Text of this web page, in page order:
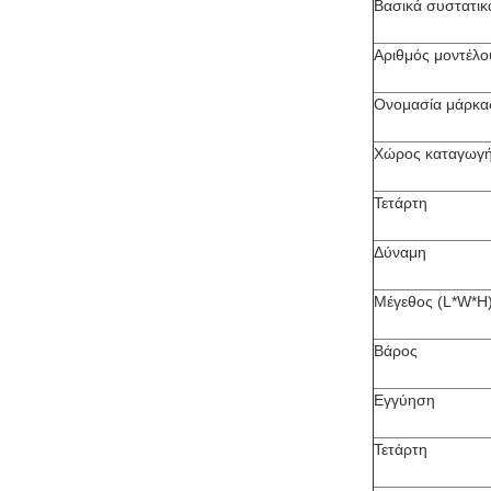
Βασικά
Αριθμός
Ονομασία
Χώρος
Τετάρτη
Δύναμη
Μέγεθος
Βάρος
Εγγύηση
Τετάρτη